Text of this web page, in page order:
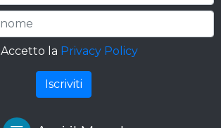
Accetto la Privacy Policy